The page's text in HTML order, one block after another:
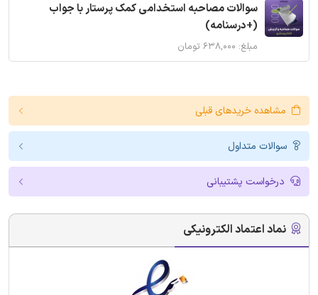
سوالات مصاحبه استخدامی کمک پرستار با جواب
(+درسنامه)
مبلغ: ۶۳۸,۰۰۰ تومان
مشاهده خریدهای قبلی
سوالات متداول
درخواست پشتیبانی
نماد اعتماد الکترونیکی